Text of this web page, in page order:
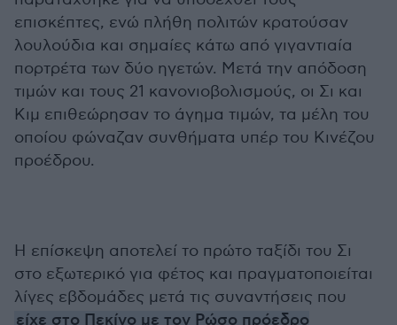
επισκέπτες, ενώ πλήθη πολιτών κρατούσαν
λουλούδια και σημαίες κάτω από γιγαντιαία
πορτρέτα των δύο ηγετών. Μετά την απόδοση
τιμών και τους 21 κανονιοβολισμούς, οι Σι και
Κιμ επιθεώρησαν το άγημα τιμών, τα μέλη του
οποίου φώναζαν συνθήματα υπέρ του Κινέζου
προέδρου.
Η επίσκεψη αποτελεί το πρώτο ταξίδι του Σι
στο εξωτερικό για φέτος και πραγματοποιείται
λίγες εβδομάδες μετά τις συναντήσεις που
είχε στο Πεκίνο με τον Ρώσο πρόεδρο